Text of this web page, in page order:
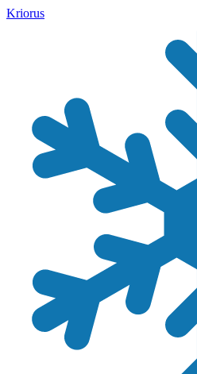
Kriorus